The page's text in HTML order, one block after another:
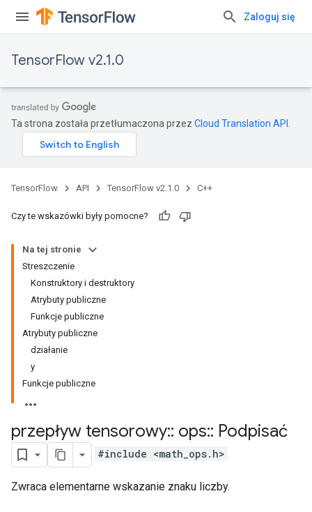
Zaloguj się
TensorFlow v2.1.0
Ta strona została przetłumaczona przez Cloud Translation API
TensorFlow API TensorFlow v2.1.0 C++
Czy te wskazówki były pomocne?
Na tej stronie
Streszczenie
Konstruktory i destruktory
Atrybuty publiczne
Funkcje publiczne
Atrybuty publiczne
działanie
y
Funkcje publiczne
przepływ tensorowy:: ops:: Podpisać
#include <math_ops.h>
Zwraca elementarne wskazanie znaku liczby.